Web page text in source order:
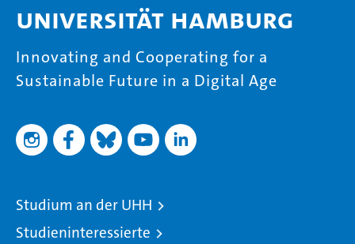
Universität Hamburg
Innovating and Cooperating for a
Sustainable Future in a Digital Age
Studium an der UHH
Studieninteressierte